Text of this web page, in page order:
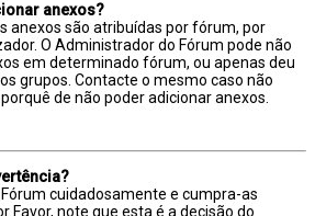
anexos?
anexos são atribuídas por fórum, por
O Administrador do Fórum pode não
em determinado fórum, ou apenas deu
grupos. Contacte o mesmo caso não
de não poder adicionar anexos.
Fórum cuidadosamente e cumpra-as
Favor, note que esta é a decisão do